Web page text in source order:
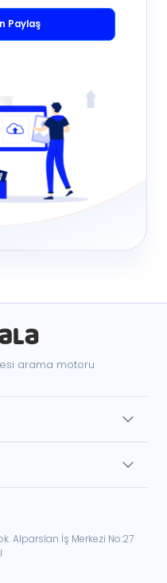
Paylaş
arama motoru
Alparslan İş Merkezi No:27